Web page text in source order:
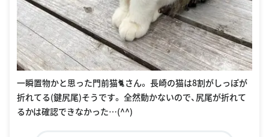
一瞬置物かと思った門前猫🐈さん。 長崎の猫は8割がしっぽが
折れてる(鍵尻尾)そうです。 全然動かないので、尻尾が折れて
るかは確認できなかった…(^^)